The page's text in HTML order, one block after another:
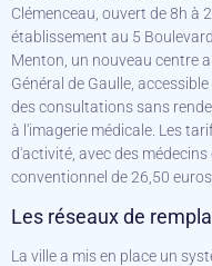
Clémenceau, ouvert de 8h à
établissement au 5
Menton, un nouveau centre
Général de Gaulle,
des consultations sans
à l'imagerie médicale. Les
d'activité, avec des
conventionnel de 26,50 euros.
Les réseaux de
La ville a mis en place un